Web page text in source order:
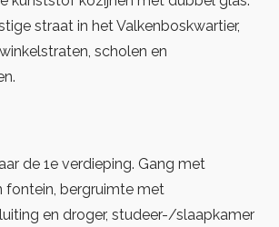
straat in het Valkenboskwartier,
scholen en
de 1e verdieping. Gang met
fontein, bergruimte met
en droger, studeer-/slaapkamer